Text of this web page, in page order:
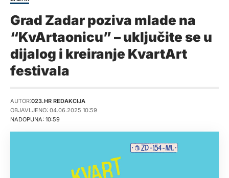
Grad Zadar poziva mlade na
“KvArtaonicu” – uključite se u
dijalog i kreiranje KvartArt
festivala
NADOPUNA: 10:59
AUTOR:023.HR REDAKCIJA
OBJAVLJENO: 04.06.2025 10:59